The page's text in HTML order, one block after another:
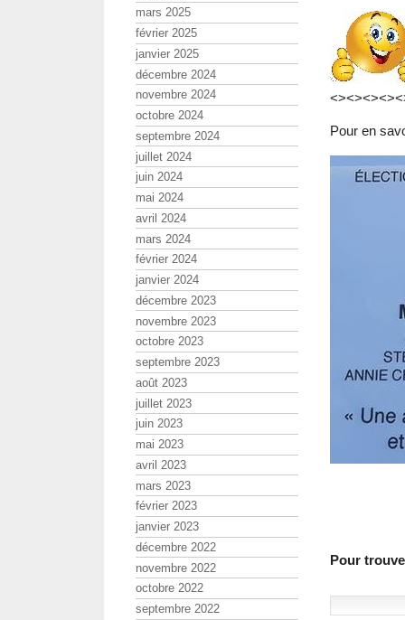
Pour en
Pour
mars 2025
février 2025
janvier 2025
décembre 2024
novembre 2024
octobre 2024
septembre 2024
juillet 2024
juin 2024
mai 2024
avril 2024
mars 2024
février 2024
janvier 2024
décembre 2023
novembre 2023
octobre 2023
septembre 2023
août 2023
juillet 2023
juin 2023
mai 2023
avril 2023
mars 2023
février 2023
janvier 2023
décembre 2022
novembre 2022
octobre 2022
septembre 2022